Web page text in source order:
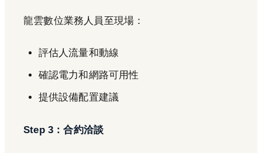
龍雲數位業務人員至現場：
評估人流量和動線
確認電力和網路可用性
提供設備配置建議
Step 3：合約洽談